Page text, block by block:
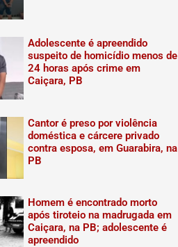
Adolescente é apreendido
suspeito de homicídio menos de
24 horas após crime em
Caiçara, PB
Cantor é preso por violência
doméstica e cárcere privado
contra esposa, em Guarabira, na
PB
Homem é encontrado morto
após tiroteio na madrugada em
Caiçara, na PB; adolescente é
apreendido